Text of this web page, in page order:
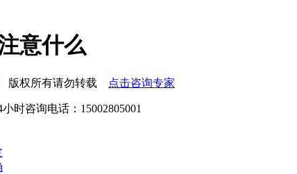
意什么
版权所有请勿转载 点击咨询专家
时咨询电话：15002805001